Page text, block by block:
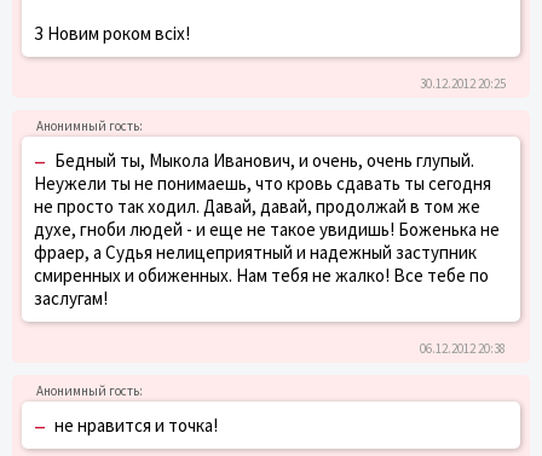
З Новим роком всіх!
30.12.2012 20:25
– Бедный ты, Мыкола Иванович, и очень, очень глупый.
Неужели ты не понимаешь, что кровь сдавать ты сегодня
не просто так ходил. Давай, давай, продолжай в том же
духе, гноби людей - и еще не такое увидишь! Боженька не
фраер, а Судья нелицеприятный и надежный заступник
смиренных и обиженных. Нам тебя не жалко! Все тебе по
заслугам!
06.12.2012 20:38
– не нравится и точка!